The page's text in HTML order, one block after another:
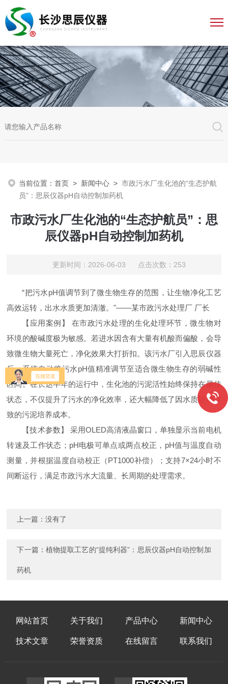
当前位置：首页 > 新闻中心 >市政污水厂生化池的“生态护航
员”：思辰仪器pH自动控制加药机
市政污水厂生化池的“生态护航员”：思
辰仪器pH自动控制加药机
更新时间：2026-06-03 点击次数：253
“把污水pH值调节到了微生物生存的范围，让生物净化工艺
高效运转，出水水质更加清澈。"——某市政污水处理厂 厂长
【应用案例】 在市政污水处理的生化处理环节，微生物对
环境的酸碱度极为敏感。若进水因含有大量有机酸而偏酸，会导
致微生物大量死亡，净化效果大打折扣。该污水厂引入思辰仪器
后，系统自动将污水pH值精准调节至适合微生物生存的弱碱性
区间。在长达半年的运行中，生化池的污泥活性始终保持在最佳
状态，不仅提升了污水的净化效率，还大幅降低了因水质波动导
致的污泥培养成本。
【技术参数】 采用OLED高清液晶窗口，单独显示当前电机
转速及工作状态；pH电极可单点或两点校正，pH值与温度自动
测量，并根据温度自动校正（PT1000补偿）；支持7×24小时不
间断运行，满足市政污水大流量、长周期的处理需求。
上一篇：没有了
下一篇： 植物提取工艺的“提纯利器”：思辰仪器pH自动控制加
药机
网站首页 关于我们 产品中心 新闻中心
技术文章 荣誉资质 在线留言 联系我们